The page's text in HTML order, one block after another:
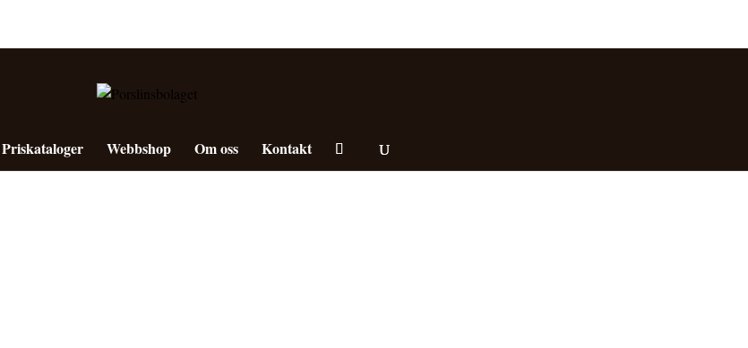
Priskataloger Webbshop Om oss Kontakt